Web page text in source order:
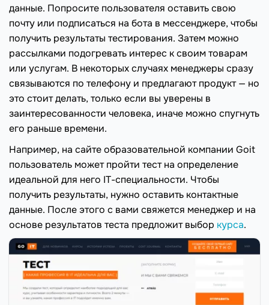
данные. Попросите пользователя оставить свою
почту или подписаться на бота в мессенджере, чтобы
получить результаты тестирования. Затем можно
рассылками подогревать интерес к своим товарам
или услугам. В некоторых случаях менеджеры сразу
связываются по телефону и предлагают продукт — но
это стоит делать, только если вы уверены в
заинтересованности человека, иначе можно спугнуть
его раньше времени.
Например, на сайте образовательной компании Goit
пользователь может пройти тест на определение
идеальной для него IT-специальности. Чтобы
получить результаты, нужно оставить контактные
данные. После этого с вами свяжется менеджер и на
основе результатов теста предложит выбор курса.